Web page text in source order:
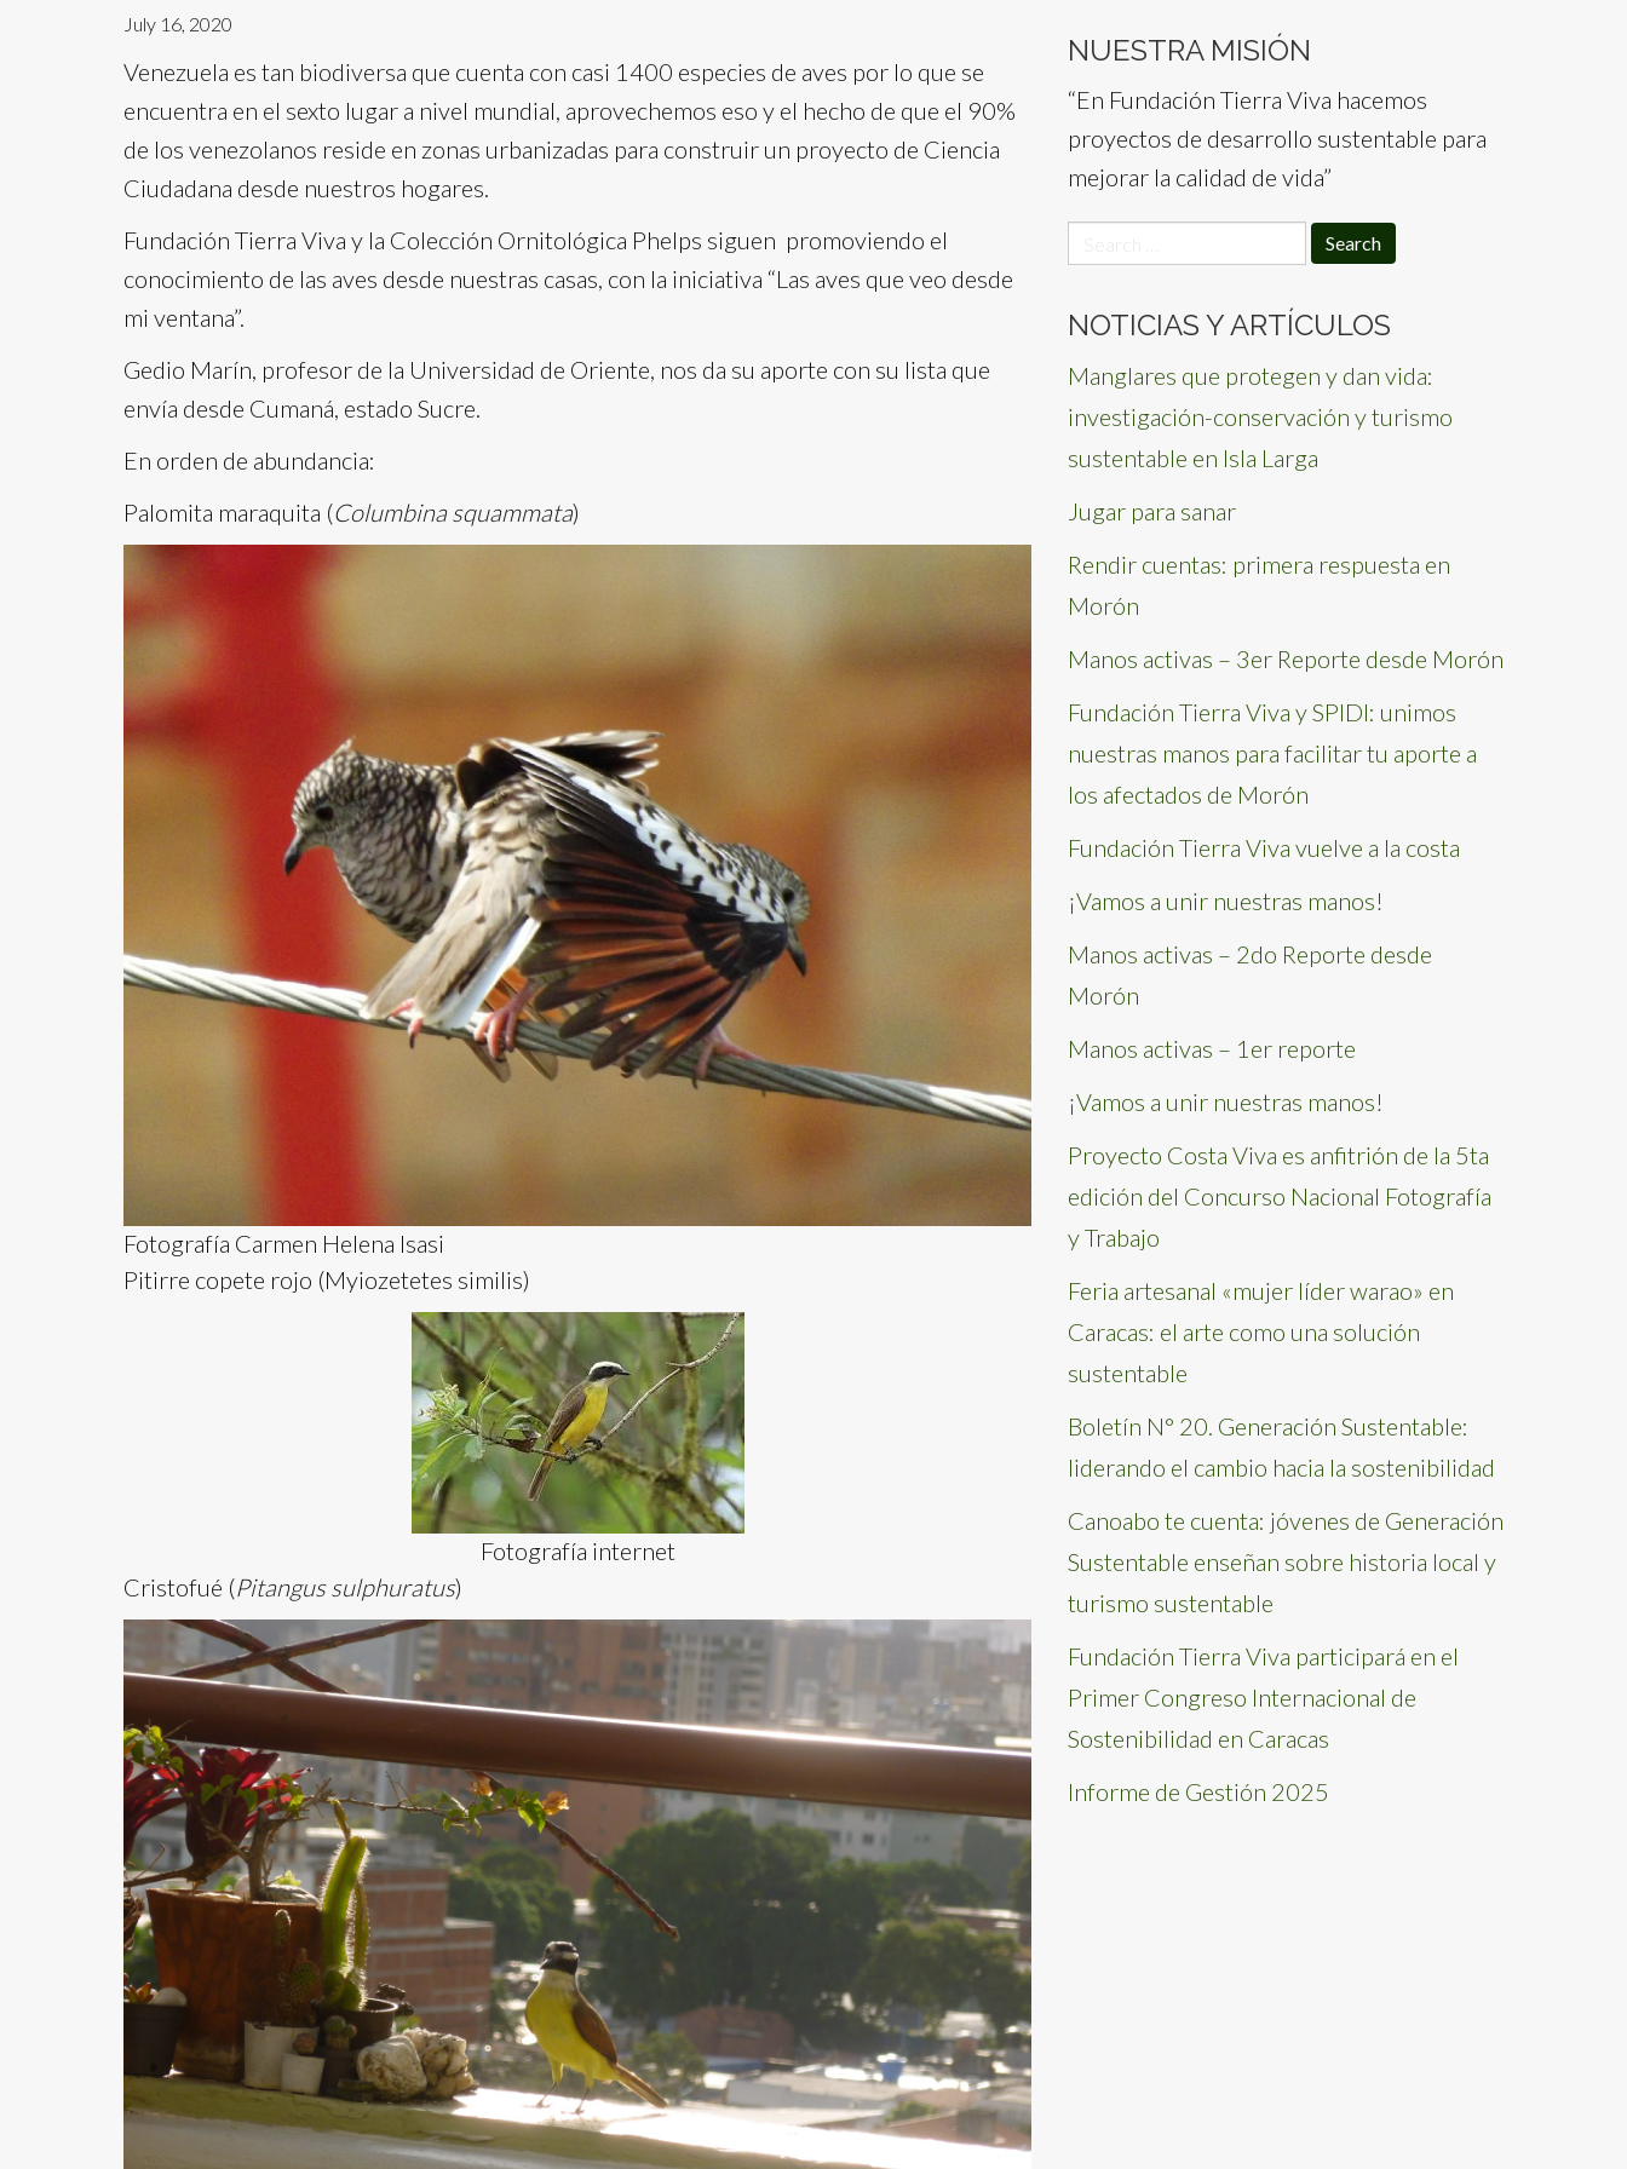
July 16, 2020
Venezuela es tan biodiversa que cuenta con casi 1400 especies de aves por lo que se
encuentra en el sexto lugar a nivel mundial, aprovechemos eso y el hecho de que el 90%
de los venezolanos reside en zonas urbanizadas para construir un proyecto de Ciencia
Ciudadana desde nuestros hogares.
Fundación Tierra Viva y la Colección Ornitológica Phelps siguen promoviendo el
conocimiento de las aves desde nuestras casas, con la iniciativa “Las aves que veo desde
mi ventana”.
Gedio Marín, profesor de la Universidad de Oriente, nos da su aporte con su lista que
envía desde Cumaná, estado Sucre.
En orden de abundancia:
Palomita maraquita (Columbina squammata)
Fotografía Carmen Helena Isasi
Pitirre copete rojo (Myiozetetes similis)
Fotografía internet
Cristofué (Pitangus sulphuratus)
NUESTRA MISIÓN
“En Fundación Tierra Viva hacemos
proyectos de desarrollo sustentable para
mejorar la calidad de vida”
for:
NOTICIAS Y ARTÍCULOS
Manglares que protegen y dan vida:
investigación-conservación y turismo
sustentable en Isla Larga
Jugar para sanar
Rendir cuentas: primera respuesta en
Morón
Manos activas – 3er Reporte desde Morón
Fundación Tierra Viva y SPIDI: unimos
nuestras manos para facilitar tu aporte a
los afectados de Morón
Fundación Tierra Viva vuelve a la costa
¡Vamos a unir nuestras manos!
Manos activas – 2do Reporte desde
Morón
Manos activas – 1er reporte
¡Vamos a unir nuestras manos!
Proyecto Costa Viva es anfitrión de la 5ta
edición del Concurso Nacional Fotografía
y Trabajo
Feria artesanal «mujer líder warao» en
Caracas: el arte como una solución
sustentable
Boletín N° 20. Generación Sustentable:
liderando el cambio hacia la sostenibilidad
Canoabo te cuenta: jóvenes de Generación
Sustentable enseñan sobre historia local y
turismo sustentable
Fundación Tierra Viva participará en el
Primer Congreso Internacional de
Sostenibilidad en Caracas
Informe de Gestión 2025